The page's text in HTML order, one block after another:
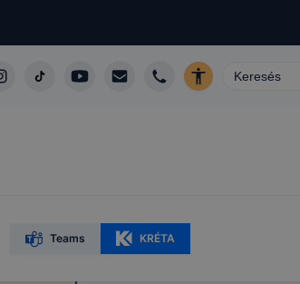
Teams KRÉTA